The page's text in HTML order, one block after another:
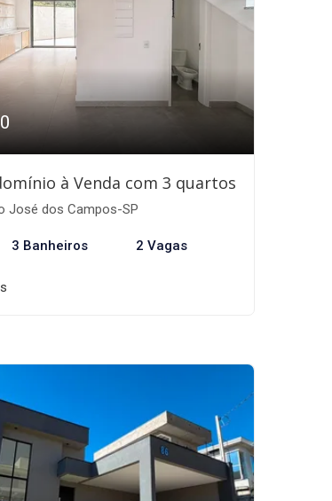
à Venda com 3 quartos
José dos Campos-SP
3 Banheiros 2 Vagas